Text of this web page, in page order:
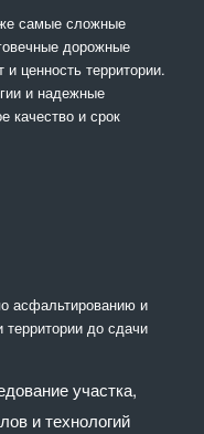
самые сложные
дорожные
ценность территории.
и надежные
качество и срок
асфальтированию и
территории до сдачи
участка,
и технологий